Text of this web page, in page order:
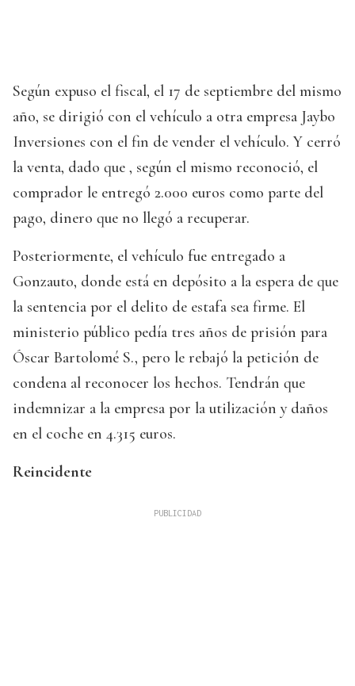
Según expuso el fiscal, el 17 de septiembre del mismo
año, se dirigió con el vehículo a otra empresa Jaybo
Inversiones con el fin de vender el vehículo. Y cerró
la venta, dado que , según el mismo reconoció, el
comprador le entregó 2.000 euros como parte del
pago, dinero que no llegó a recuperar.
Posteriormente, el vehículo fue entregado a
Gonzauto, donde está en depósito a la espera de que
la sentencia por el delito de estafa sea firme. El
ministerio público pedía tres años de prisión para
Óscar Bartolomé S., pero le rebajó la petición de
condena al reconocer los hechos. Tendrán que
indemnizar a la empresa por la utilización y daños
en el coche en 4.315 euros.
Reincidente